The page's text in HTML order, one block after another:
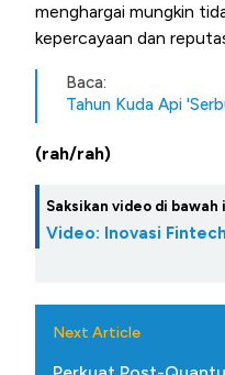
menghargai mungkin
kepercayaan dan
Baca:
Tahun Kuda Api
(rah/rah)
Saksikan video di bawah
Video: Inovasi
Next Article